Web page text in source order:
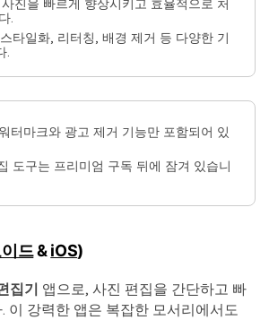
진을 빠르게 향상시키고 효율적으로 처
.
타일화, 리터칭, 배경 제거 등 다양한 기
.
터마크와 광고 제거 기능만 포함되어 있
도구는 프리미엄 구독 뒤에 잠겨 있습니
드&iOS)
집기 앱으로, 사진 편집을 간단하고 빠
이 강력한 앱은 복잡한 모서리에서도